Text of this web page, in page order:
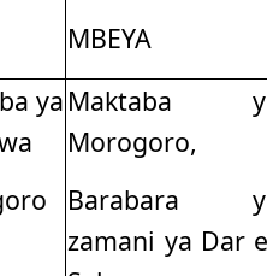
MBEYA
ya Maktaba
Morogoro,
Barabara
zamani ya Dar